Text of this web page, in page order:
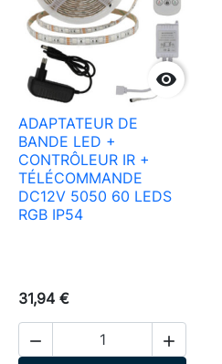

ADAPTATEUR DE
BANDE LED +
CONTRÔLEUR IR +
TÉLÉCOMMANDE
DC12V 5050 60 LEDS
RGB IP54
31,94 €
 